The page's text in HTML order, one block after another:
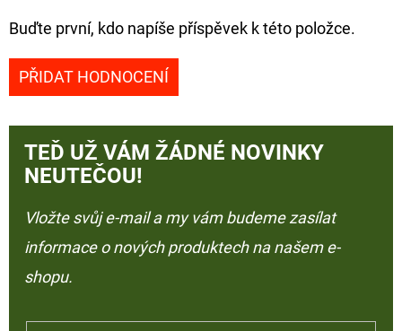
Buďte první, kdo napíše příspěvek k této položce.
PŘIDAT HODNOCENÍ
TEĎ UŽ VÁM ŽÁDNÉ NOVINKY
NEUTEČOU!
Vložte svůj e-mail a my vám budeme zasílat
informace o nových produktech na našem e-
shopu.